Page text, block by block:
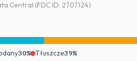
Central (FDC ID: 2707124)
30% Tłuszcze39%